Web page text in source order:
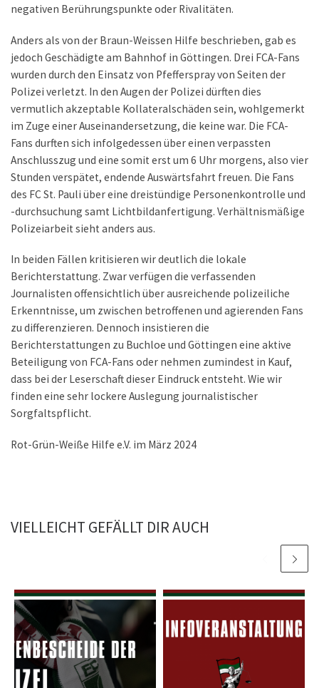
negativen Berührungspunkte oder Rivalitäten.
Anders als von der Braun-Weissen Hilfe beschrieben, gab es
jedoch Geschädigte am Bahnhof in Göttingen. Drei FCA-Fans
wurden durch den Einsatz von Pfefferspray von Seiten der
Polizei verletzt. In den Augen der Polizei dürften dies
vermutlich akzeptable Kollateralschäden sein, wohlgemerkt
im Zuge einer Auseinandersetzung, die keine war. Die FCA-
Fans durften sich infolgedessen über einen verpassten
Anschlusszug und eine somit erst um 6 Uhr morgens, also vier
Stunden verspätet, endende Auswärtsfahrt freuen. Die Fans
des FC St. Pauli über eine dreistündige Personenkontrolle und
-durchsuchung samt Lichtbildanfertigung. Verhältnismäßige
Polizeiarbeit sieht anders aus.
In beiden Fällen kritisieren wir deutlich die lokale
Berichterstattung. Zwar verfügen die verfassenden
Journalisten offensichtlich über ausreichende polizeiliche
Erkenntnisse, um zwischen betroffenen und agierenden Fans
zu differenzieren. Dennoch insistieren die
Berichterstattungen zu Buchloe und Göttingen eine aktive
Beteiligung von FCA-Fans oder nehmen zumindest in Kauf,
dass bei der Leserschaft dieser Eindruck entsteht. Wie wir
finden eine sehr lockere Auslegung journalistischer
Sorgfaltspflicht.
Rot-Grün-Weiße Hilfe e.V. im März 2024
VIELLEICHT GEFÄLLT DIR AUCH